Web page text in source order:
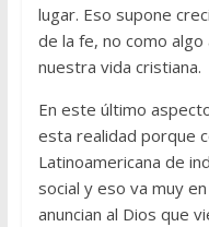
lugar. Eso supone
de la fe, no como
nuestra vida cristiana.
En este último
esta realidad porque
Latinoamericana de
social y eso va muy
anuncian al Dios que